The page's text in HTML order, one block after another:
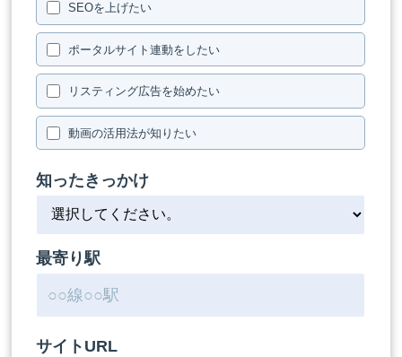
SEOを上げたい
ポータルサイト連動をしたい
リスティング広告を始めたい
動画の活用法が知りたい
知ったきっかけ
最寄り駅
サイトURL